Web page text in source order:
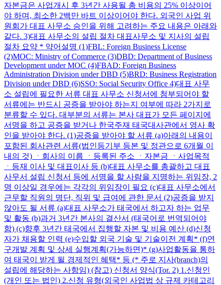
자본금은 사업개시 후 3년간 사용될 총 비용의 25% 이상이어
야 하며, 최소한 2백만 바트 이상이어야 한다. 외국인 사업 위
원회가 대표 사무소 승인을 위해 고려하는 주요 내용은 아래와
같다. 3)대표 사무소의 설립 절차 대표사무소 및 지사의 설립
절차 요약 * 약어설명 (1)FBL: Foreign Business License
(2)MOC: Ministry of Commerce (3)DBD: Department of Business
Development under MOC (4)FBAD: Foreign Business
Administration Division under DBD (5)BRD: Business Registration
Division under DBD (6)SSO: Social Security Office 4)대표 사무
소 설립에 필요한 서류 대표 사무소 신청서에 첨부되어야 할
서류에는 반드시 공증을 받아야 하는지 여부에 따라 2가지로
분류할 수 있다. 대부분의 서류는 본사 대표가 모든 페이지에
서명을 하고 공증을 받거나 한국주재 태국대사관에서 영사 확
인을 받아야 한다. (1)공증을 받아야 할 서류 (a)아래의 내용이
포함된 회사관련 서류(법인등기부 등본 및 정관으로 6개월 이
내의 것) ㆍ회사의 이름 ㆍ등록된 주소 ㆍ자본금 ㆍ사업목적
ㆍ등재 이사 및 대표이사 등 (b)대표 사무소를 총괄하고 대표
사무서 설립 신청서 등에 서명을 할 사람을 지명하는 위임장, 2
명 이상일 경우에는 각각의 위임장이 필요 (c)대표 사무소에서
근무할 직원의 명단, 직위 및 급여에 관한 문서 (2)공증을 받지
않아도 될 서류 (a)대표 사무소가 태국에서 하고자 하는 업무
및 활동 (b)과거 3년간 본사의 결산서 (태국어로 번역되어야
함) (c)향후 3년간 태국에서 집행할 자본 및 비용 예산 (d)신청
자가 채용할 인력 (e)수입할 외국 기술 및 기술이전 계획* (f)연
구개발 계획 및 상세 실행계획(가능하면)* (g)사업활동을 통하
여 태국이 받게 될 경제적인 혜택* 등 (* 주로 지사(branch)의
설립에 해당하는 사항임) (참고) 신청서 양식(Tor. 2) 1.신청인
(개인 또는 법인) 2.신청 유형(외국인 사업법 상 규제 카테고리